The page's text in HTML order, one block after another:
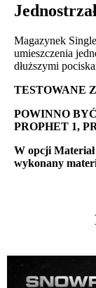
Magazynek
umieszczenia
dłuższymi
TESTOWANE
POWINNO
PROPHET 1,
W opcji
wykonany